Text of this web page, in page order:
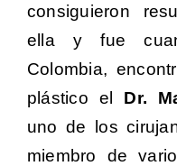
consiguieron
ella y fue
Colombia,
plástico el Dr.
uno de los
miembro de